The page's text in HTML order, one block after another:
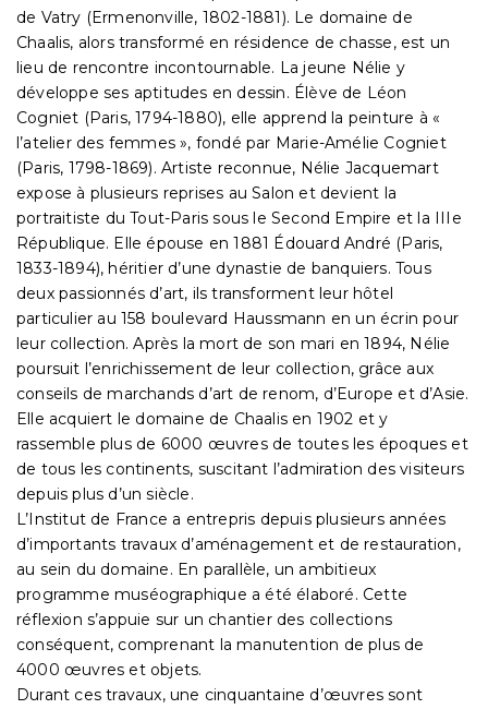
de Vatry (Ermenonville, 1802-1881). Le domaine de
Chaalis, alors transformé en résidence de chasse, est un
lieu de rencontre incontournable. La jeune Nélie y
développe ses aptitudes en dessin. Élève de Léon
Cogniet (Paris, 1794-1880), elle apprend la peinture à «
l’atelier des femmes », fondé par Marie-Amélie Cogniet
(Paris, 1798-1869). Artiste reconnue, Nélie Jacquemart
expose à plusieurs reprises au Salon et devient la
portraitiste du Tout-Paris sous le Second Empire et la IIIe
République. Elle épouse en 1881 Édouard André (Paris,
1833-1894), héritier d’une dynastie de banquiers. Tous
deux passionnés d’art, ils transforment leur hôtel
particulier au 158 boulevard Haussmann en un écrin pour
leur collection. Après la mort de son mari en 1894, Nélie
poursuit l’enrichissement de leur collection, grâce aux
conseils de marchands d’art de renom, d’Europe et d’Asie.
Elle acquiert le domaine de Chaalis en 1902 et y
rassemble plus de 6000 œuvres de toutes les époques et
de tous les continents, suscitant l’admiration des visiteurs
depuis plus d’un siècle.
L’Institut de France a entrepris depuis plusieurs années
d’importants travaux d’aménagement et de restauration,
au sein du domaine. En parallèle, un ambitieux
programme muséographique a été élaboré. Cette
réflexion s’appuie sur un chantier des collections
conséquent, comprenant la manutention de plus de
4000 œuvres et objets.
Durant ces travaux, une cinquantaine d’œuvres sont